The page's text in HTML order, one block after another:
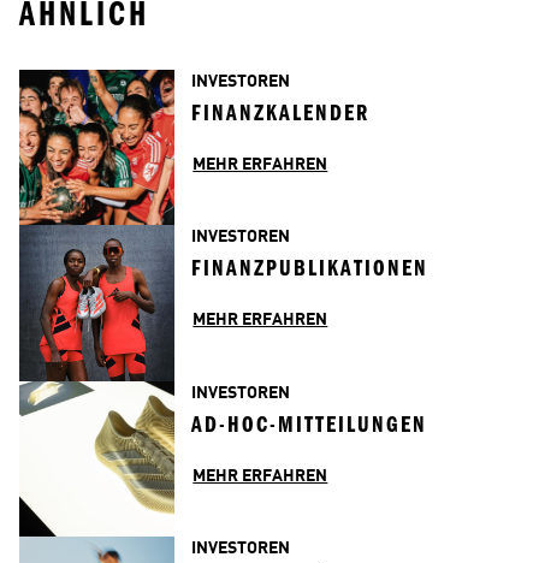
ÄHNLICH
INVESTOREN
FINANZKALENDER
MEHR ERFAHREN
INVESTOREN
FINANZPUBLIKATIONEN
MEHR ERFAHREN
INVESTOREN
AD-HOC-MITTEILUNGEN
MEHR ERFAHREN
INVESTOREN